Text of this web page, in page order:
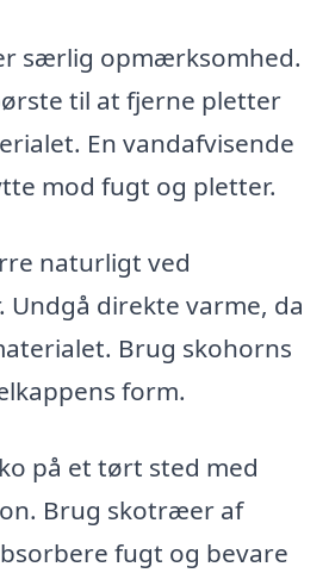
særlig opmærksomhed.
til at fjerne pletter
En vandafvisende
mod fugt og pletter.
naturligt ved
direkte varme, da
Brug skohorns
form.
på et tørt sted med
Brug skotræer af
fugt og bevare